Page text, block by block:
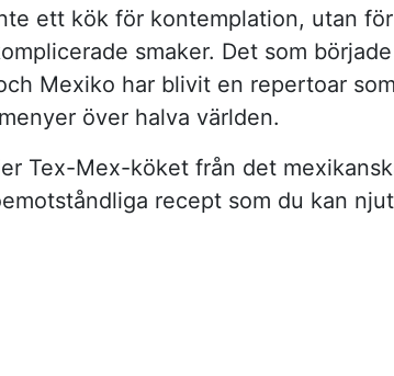
ett kök för kontemplation, utan för
smaker. Det som började
Mexiko har blivit en repertoar som
över halva världen.
Tex-Mex-köket från det
recept som du kan